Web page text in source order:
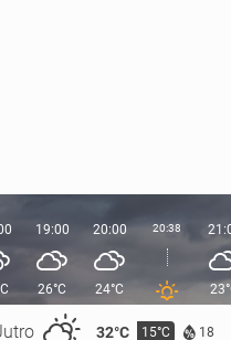
32°C 15°C 18
19:00
26°C
20:00
24°C
20:38